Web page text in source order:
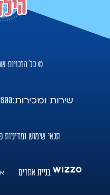
© כל הזכויות
שירות ומכירות:
תנאי שימוש ומדיניות
בניית אתרים